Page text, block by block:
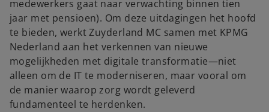
medewerkers gaat naar verwachting binnen tien
jaar met pensioen). Om deze uitdagingen het hoofd
te bieden, werkt Zuyderland MC samen met KPMG
Nederland aan het verkennen van nieuwe
mogelijkheden met digitale transformatie—niet
alleen om de IT te moderniseren, maar vooral om
de manier waarop zorg wordt geleverd
fundamenteel te herdenken.